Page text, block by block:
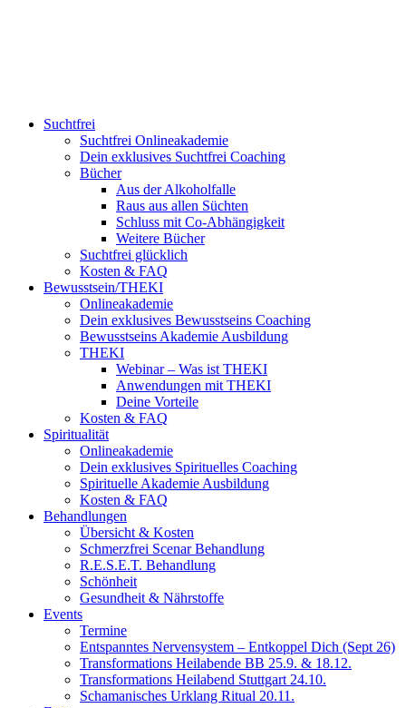
Suchtfrei
Suchtfrei Onlineakademie
Dein exklusives Suchtfrei Coaching
Bücher
Aus der Alkoholfalle
Raus aus allen Süchten
Schluss mit Co-Abhängigkeit
Weitere Bücher
Suchtfrei glücklich
Kosten & FAQ
Bewusstsein/THEKI
Onlineakademie
Dein exklusives Bewusstseins Coaching
Bewusstseins Akademie Ausbildung
THEKI
Webinar – Was ist THEKI
Anwendungen mit THEKI
Deine Vorteile
Kosten & FAQ
Spiritualität
Onlineakademie
Dein exklusives Spirituelles Coaching
Spirituelle Akademie Ausbildung
Kosten & FAQ
Behandlungen
Übersicht & Kosten
Schmerzfrei Scenar Behandlung
R.E.S.E.T. Behandlung
Schönheit
Gesundheit & Nährstoffe
Events
Termine
Entspanntes Nervensystem – Entkoppel Dich (Sept 26)
Transformations Heilabende BB 25.9. & 18.12.
Transformations Heilabend Stuttgart 24.10.
Schamanisches Urklang Ritual 20.11.